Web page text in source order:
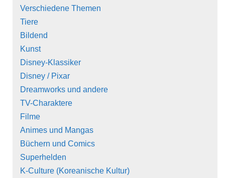
Verschiedene Themen
Tiere
Bildend
Kunst
Disney-Klassiker
Disney / Pixar
Dreamworks und andere
TV-Charaktere
Filme
Animes und Mangas
Büchern und Comics
Superhelden
K-Culture (Koreanische Kultur)